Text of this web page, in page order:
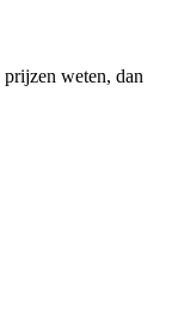
weten, dan